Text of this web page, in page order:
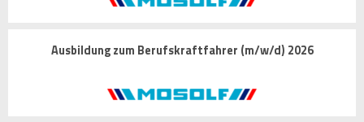
Ausbildung zum Berufskraftfahrer (m/w/d) 2026